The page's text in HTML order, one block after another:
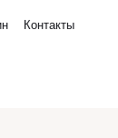
Контакты